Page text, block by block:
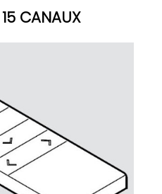
CANAUX